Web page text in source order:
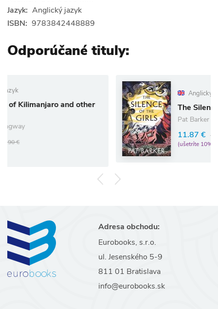
Jazyk: Anglický jazyk
ISBN: 9783842448889
Odporúčané tituly:
and other
Anglický jazyk
The Silence of the Girls
Pat Barker
11.87 €
13.19 €
(ušetríte 10%)
Adresa obchodu:
Eurobooks, s.r.o.
ul. Jesenského 5-9
811 01 Bratislava
info@eurobooks.sk